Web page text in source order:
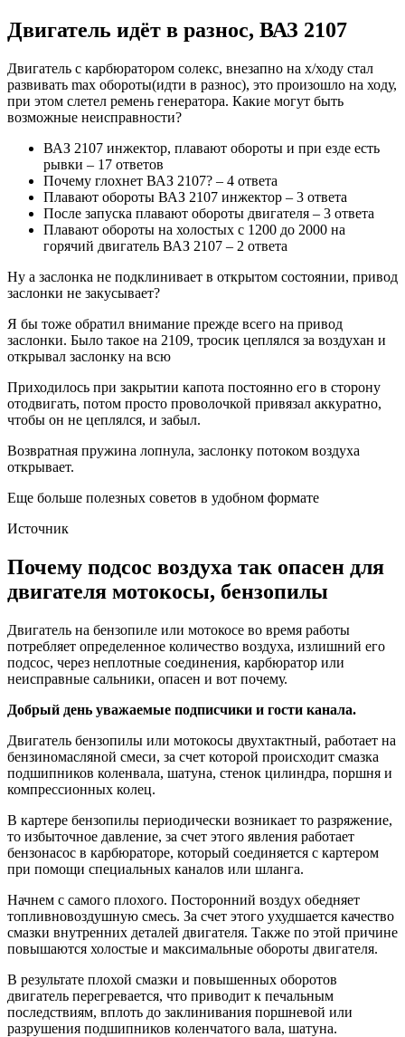
Двигатель идёт в разнос, ВАЗ 2107
Двигатель с карбюратором солекс, внезапно на х/ходу стал
развивать max обороты(идти в разнос), это произошло на ходу,
при этом слетел ремень генератора. Какие могут быть
возможные неисправности?
ВАЗ 2107 инжектор, плавают обороты и при езде есть
рывки – 17 ответов
Почему глохнет ВАЗ 2107? – 4 ответа
Плавают обороты ВАЗ 2107 инжектор – 3 ответа
После запуска плавают обороты двигателя – 3 ответа
Плавают обороты на холостых с 1200 до 2000 на
горячий двигатель ВАЗ 2107 – 2 ответа
Ну а заслонка не подклинивает в открытом состоянии, привод
заслонки не закусывает?
Я бы тоже обратил внимание прежде всего на привод
заслонки. Было такое на 2109, тросик цеплялся за воздухан и
открывал заслонку на всю
Приходилось при закрытии капота постоянно его в сторону
отодвигать, потом просто проволочкой привязал аккуратно,
чтобы он не цеплялся, и забыл.
Возвратная пружина лопнула, заслонку потоком воздуха
открывает.
Еще больше полезных советов в удобном формате
Источник
Почему подсос воздуха так опасен для
двигателя мотокосы, бензопилы
Двигатель на бензопиле или мотокосе во время работы
потребляет определенное количество воздуха, излишний его
подсос, через неплотные соединения, карбюратор или
неисправные сальники, опасен и вот почему.
Добрый день уважаемые подписчики и гости канала.
Двигатель бензопилы или мотокосы двухтактный, работает на
бензиномасляной смеси, за счет которой происходит смазка
подшипников коленвала, шатуна, стенок цилиндра, поршня и
компрессионных колец.
В картере бензопилы периодически возникает то разряжение,
то избыточное давление, за счет этого явления работает
бензонасос в карбюраторе, который соединяется с картером
при помощи специальных каналов или шланга.
Начнем с самого плохого. Посторонний воздух обедняет
топливновоздушную смесь. За счет этого ухудшается качество
смазки внутренних деталей двигателя. Также по этой причине
повышаются холостые и максимальные обороты двигателя.
В результате плохой смазки и повышенных оборотов
двигатель перегревается, что приводит к печальным
последствиям, вплоть до заклинивания поршневой или
разрушения подшипников коленчатого вала, шатуна.